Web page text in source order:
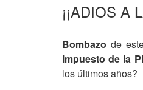
¡¡ADIOS A
Bombazo de
impuesto de la
los últimos años?